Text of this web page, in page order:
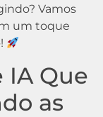
Vamos
um toque
IA Que
as